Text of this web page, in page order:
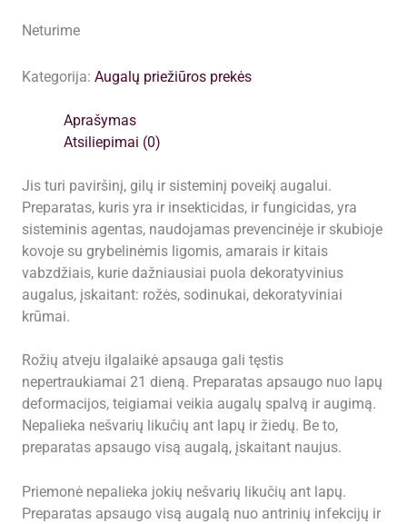
Neturime
Kategorija: Augalų priežiūros prekės
Aprašymas
Atsiliepimai (0)
Jis turi paviršinį, gilų ir sisteminį poveikį augalui.
Preparatas, kuris yra ir insekticidas, ir fungicidas, yra
sisteminis agentas, naudojamas prevencinėje ir skubioje
kovoje su grybelinėmis ligomis, amarais ir kitais
vabzdžiais, kurie dažniausiai puola dekoratyvinius
augalus, įskaitant: rožės, sodinukai, dekoratyviniai
krūmai.
Rožių atveju ilgalaikė apsauga gali tęstis
nepertraukiamai 21 dieną. Preparatas apsaugo nuo lapų
deformacijos, teigiamai veikia augalų spalvą ir augimą.
Nepalieka nešvarių likučių ant lapų ir žiedų. Be to,
preparatas apsaugo visą augalą, įskaitant naujus.
Priemonė nepalieka jokių nešvarių likučių ant lapų.
Preparatas apsaugo visą augalą nuo antrinių infekcijų ir